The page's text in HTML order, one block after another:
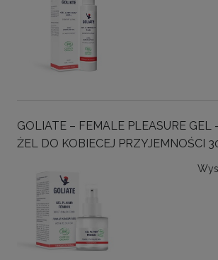
GOLIATE – FEMALE PLEASURE GEL
ŻEL DO KOBIECEJ PRZYJEMNOŚCI